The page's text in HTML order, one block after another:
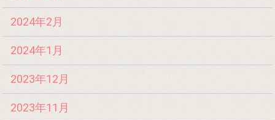
2024年2月
2024年1月
2023年12月
2023年11月